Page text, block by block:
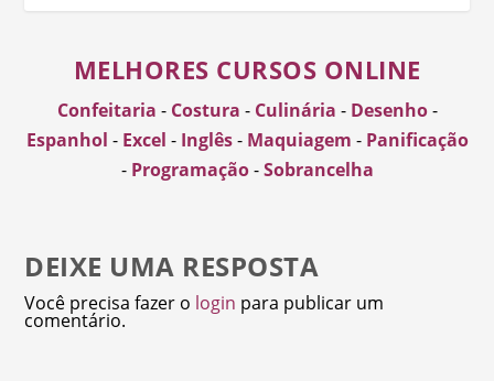
MELHORES CURSOS ONLINE
Confeitaria - Costura - Culinária - Desenho-
Espanhol - Excel - Inglês- Maquiagem - Panificação
- Programação-Sobrancelha
DEIXE UMA RESPOSTA
Você precisa fazer o login para publicar um
comentário.